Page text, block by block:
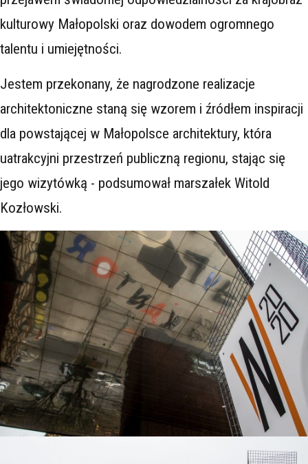
kulturowy Małopolski oraz dowodem ogromnego
talentu i umiejętności.
Jestem przekonany, że nagrodzone realizacje
architektoniczne staną się wzorem i źródłem inspiracji
dla powstającej w Małopolsce architektury, która
uatrakcyjni przestrzeń publiczną regionu, stając się
jego wizytówką - podsumował marszałek Witold
Kozłowski.